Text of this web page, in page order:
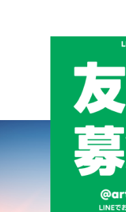
メーカ